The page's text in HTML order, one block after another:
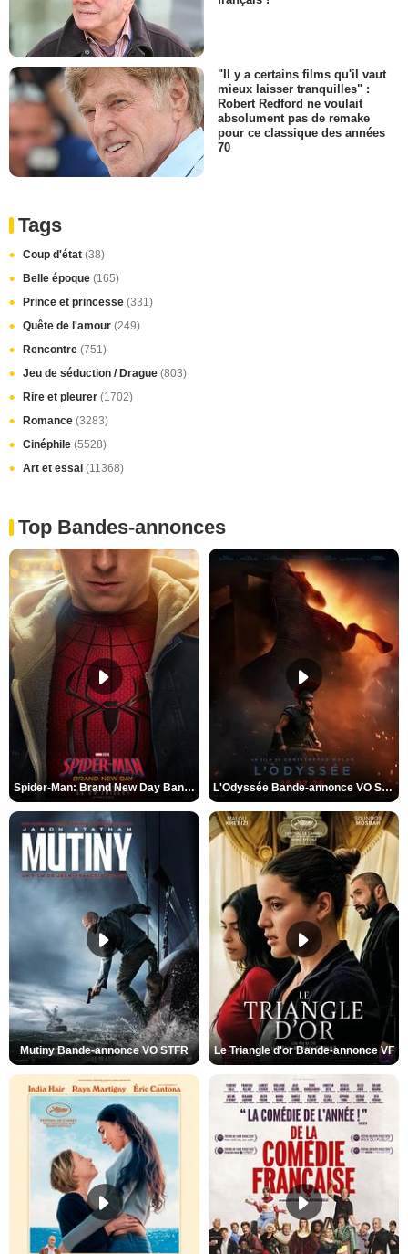
"Il y a certains films qu'il vaut
mieux laisser tranquilles" :
Robert Redford ne voulait
absolument pas de remake
pour ce classique des années
70
Tags
Coup d'état (38)
Belle époque (165)
Prince et princesse (331)
Quête de l'amour (249)
Rencontre (751)
Jeu de séduction / Drague (803)
Rire et pleurer (1702)
Romance (3283)
Cinéphile (5528)
Art et essai (11368)
Top Bandes-annonces
Spider-Man: Brand New Day Bande-annonce VO STFR L'Odyssée Bande-annonce VO STFR
Mutiny Bande-annonce VO STFR Le Triangle d'or Bande-annonce VF